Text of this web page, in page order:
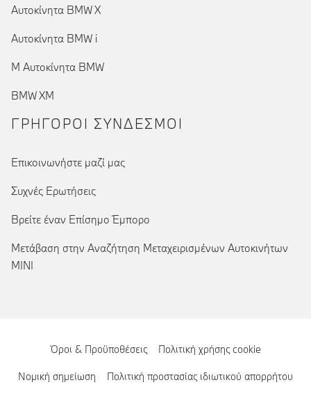
Αυτοκίνητα BMW X
Αυτοκίνητα BMW i
Μ Αυτοκίνητα BMW
BMW XM
ΓΡΉΓΟΡΟΙ ΣΎΝΔΕΣΜΟΙ
Επικοινωνήστε μαζί μας
Συχνές Ερωτήσεις
Βρείτε έναν Επίσημο Έμπορο
Μετάβαση στην Αναζήτηση Μεταχειρισμένων Αυτοκινήτων
MINI
Όροι & Προϋποθέσεις Πολιτική χρήσης cookie
Νομική σημείωση Πολιτική προστασίας ιδιωτικού απορρήτου